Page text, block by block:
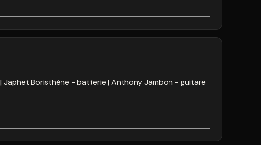
Japhet Boristhène - batterie Anthony Jambon - guitare